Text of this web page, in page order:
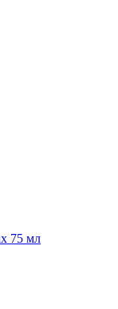
75 мл